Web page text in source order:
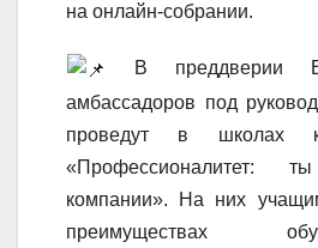
на онлайн-собрании.
В преддверии
амбассадоров под
проведут в школах
«Профессионалитет:
компании». На них
преимуществах